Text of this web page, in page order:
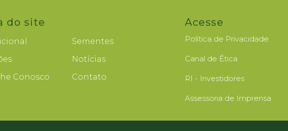
do site
Sementes
Notícias
Conosco
Contato
Acesse
Política de Privacidade
Canal de Ética
RI - Investidores
Assessoria de Imprensa